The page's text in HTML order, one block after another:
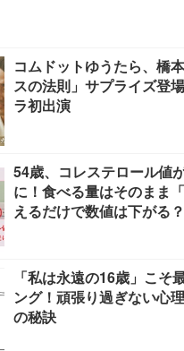
コムドットゆうたら、橋
スの法則」サプライズ登
ラ初出演
54歳、コレステロール値
に！食べる量はそのまま
えるだけで数値は下がる
「私は永遠の16歳」こそ
ング！頑張り過ぎない心
の秘訣